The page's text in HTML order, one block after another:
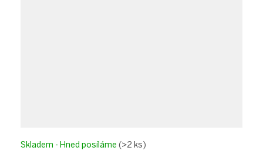
Skladem - Hned posíláme (>2 ks)